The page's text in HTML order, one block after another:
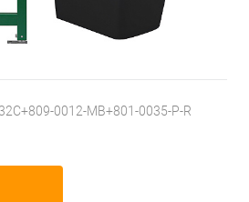
0012-MB+801-0035-P-R